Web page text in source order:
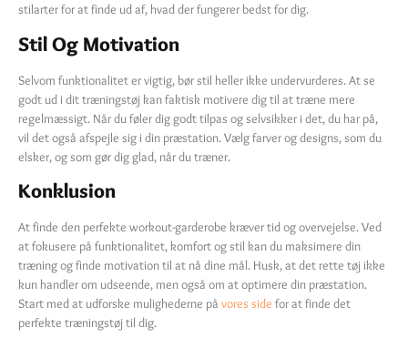
stilarter for at finde ud af, hvad der fungerer bedst for dig.
Stil Og Motivation
Selvom funktionalitet er vigtig, bør stil heller ikke undervurderes. At se
godt ud i dit træningstøj kan faktisk motivere dig til at træne mere
regelmæssigt. Når du føler dig godt tilpas og selvsikker i det, du har på,
vil det også afspejle sig i din præstation. Vælg farver og designs, som du
elsker, og som gør dig glad, når du træner.
Konklusion
At finde den perfekte workout-garderobe kræver tid og overvejelse. Ved
at fokusere på funktionalitet, komfort og stil kan du maksimere din
træning og finde motivation til at nå dine mål. Husk, at det rette tøj ikke
kun handler om udseende, men også om at optimere din præstation.
Start med at udforske mulighederne på vores side for at finde det
perfekte træningstøj til dig.